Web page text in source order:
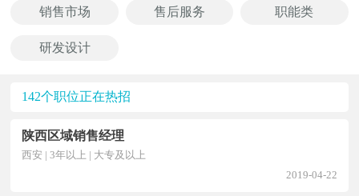
销售市场 售后服务 职能类
研发设计
142个职位正在热招
陕西区域销售经理
西安 | 3年以上 | 大专及以上
2019-04-22